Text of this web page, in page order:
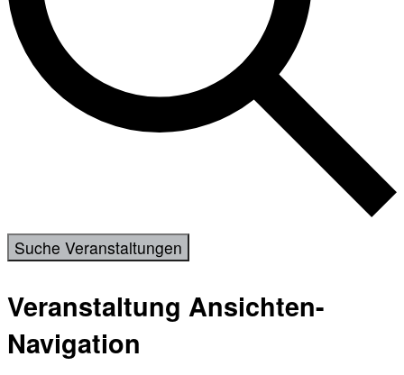
Suche Veranstaltungen
Veranstaltung Ansichten-
Navigation